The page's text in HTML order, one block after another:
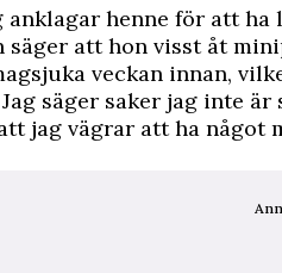
anklagar henne för att
säger att hon visst åt
veckan innan,
säger saker jag inte
jag vägrar att ha något